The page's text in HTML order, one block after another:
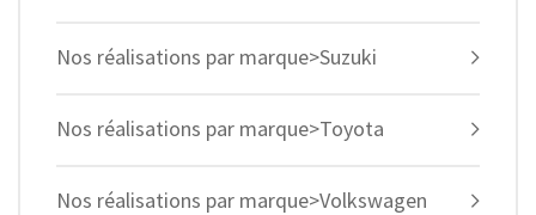
Nos réalisations par marque>Suzuki
Nos réalisations par marque>Toyota
Nos réalisations par marque>Volkswagen